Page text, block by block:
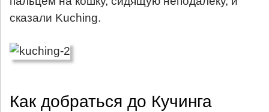
сказали Kuching.
Как добраться до Кучинга